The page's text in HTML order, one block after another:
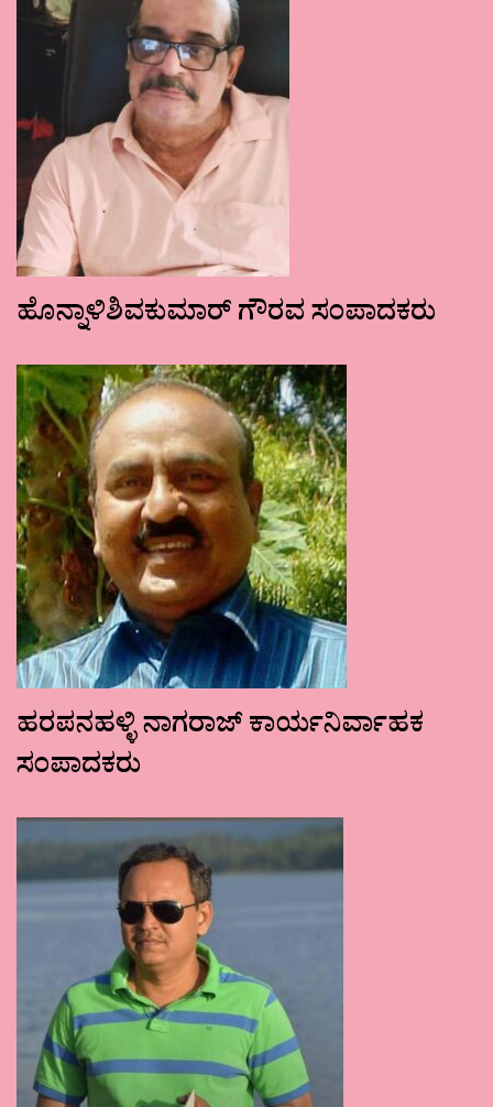
ಹೊನ್ನಾಳಿಶಿವಕುಮಾರ್ ಗೌರವ ಸಂಪಾದಕರು
ಹರಪನಹಳ್ಳಿ ನಾಗರಾಜ್ ಕಾರ್ಯನಿರ್ವಾಹಕ
ಸಂಪಾದಕರು